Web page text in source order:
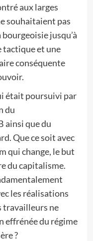
aux larges
souhaitaient pas
jusqu’à
tactique et une
conséquente
était poursuivi par
du
ainsi que du
Que ce soit avec
qui change, le but
du capitalisme.
les réalisations
travailleurs ne
effrénée du régime
?